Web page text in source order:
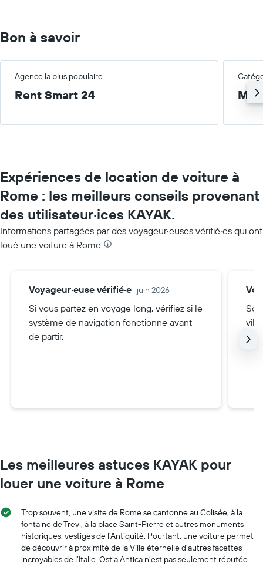
Bon à savoir
Agence la plus populaire
Rent Smart 24
Expériences de location de voiture à
Rome : les meilleurs conseils provenant
des utilisateur·ices KAYAK.
Informations partagées par des voyageur·euses vérifié·es qui ont
loué une voiture à Rome
Voyageur·euse vérifié·e juin 2026
Si vous partez en voyage long, vérifiez si le
système de navigation fonctionne avant
de partir.
Les meilleures astuces KAYAK pour
louer une voiture à Rome
Trop souvent, une visite de Rome se cantonne au Colisée, à la
fontaine de Trevi, à la place Saint-Pierre et autres monuments
historiques, vestiges de l’Antiquité. Pourtant, une voiture permet
de découvrir à proximité de la Ville éternelle d’autres facettes
incroyables de l’Italie. Ostia Antica n’est pas seulement réputée